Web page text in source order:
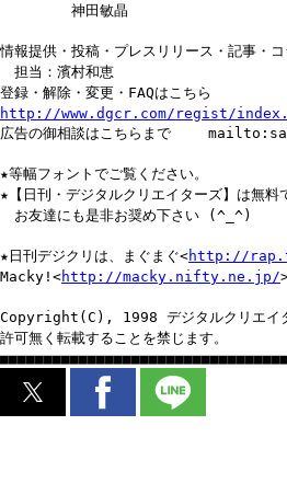
神田敏晶
情報提供・投稿・プレスリリース・記事・
担当：濱村和恵
登録・解除・変更・FAQはこちら
http://www.dgcr.com/regist/
広告の御相談はこちらまで
★等幅フォントでご覧ください。
★【日刊・デジタルクリエイターズ】は無料
お友達にも是非お奨め下さい (^_^)
★日刊デジクリは、まぐまぐ<http://
Macky!<http://macky.nifty.ne.jp/
Copyright(C), 1998 デジタルクリエイ
許可無く転載することを禁じます。